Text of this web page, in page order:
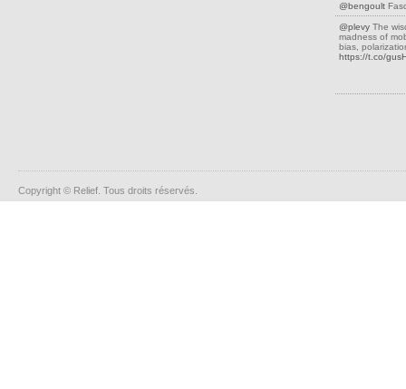
@bengoult
@plevy The
madness of
bias,
https://t.co/
Copyright © Relief. Tous droits réservés.